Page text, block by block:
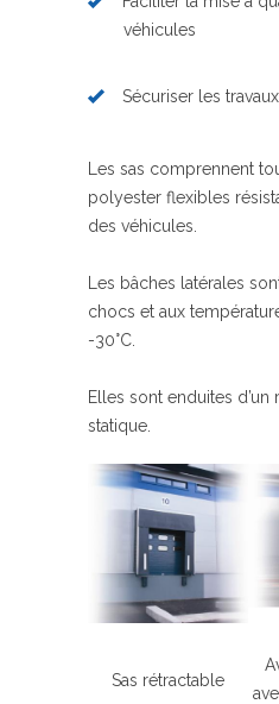
véhicules
Sécuriser les
Les sas comprennent
polyester flexibles
des véhicules.
Les bâches latérales
chocs et aux
-30°C.
Elles sont enduites d’un
statique.
Sas rétractable